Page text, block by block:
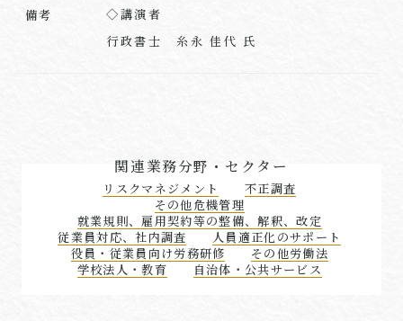
備考
◇講演者
行政書士 糸永 佳代 氏
関連業務分野・セクター
リスクマネジメント
不正調査
その他危機管理
就業規則、雇用契約等の整備、解釈、改定
従業員対応、社内調査
人員適正化のサポート
役員・従業員向け労務研修
その他労働法
学校法人・教育
自治体・公共サービス